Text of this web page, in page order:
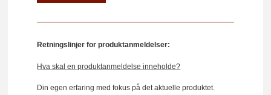
Retningslinjer for produktanmeldelser:
Hva skal en produktanmeldelse inneholde?
Din egen erfaring med fokus på det aktuelle produktet.